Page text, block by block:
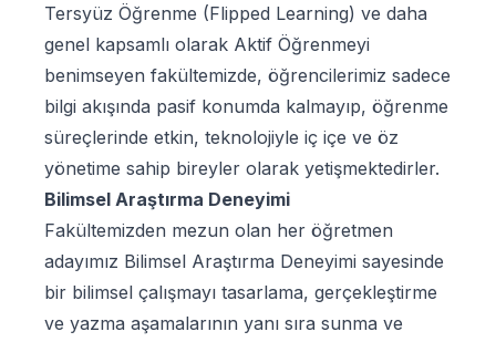
Tersyüz Öğrenme (Flipped Learning) ve daha
genel kapsamlı olarak Aktif Öğrenmeyi
benimseyen fakültemizde, öğrencilerimiz sadece
bilgi akışında pasif konumda kalmayıp, öğrenme
süreçlerinde etkin, teknolojiyle iç içe ve öz
yönetime sahip bireyler olarak yetişmektedirler.
Bilimsel Araştırma Deneyimi
Fakültemizden mezun olan her öğretmen
adayımız Bilimsel Araştırma Deneyimi sayesinde
bir bilimsel çalışmayı tasarlama, gerçekleştirme
ve yazma aşamalarının yanı sıra sunma ve